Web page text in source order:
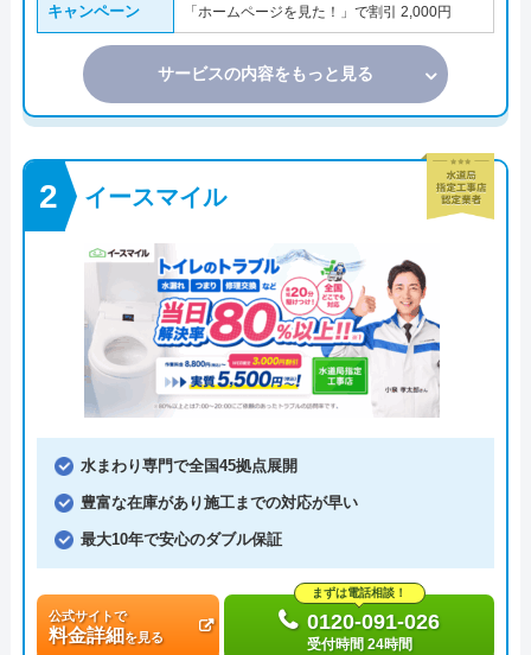
キャンペーン 「ホームページを見た！」で割引 2,000円
サービスの内容をもっと見る
イースマイル
水まわり専門で全国45拠点展開
豊富な在庫があり施工までの対応が早い
最大10年で安心のダブル保証
公式サイトで
料金詳細を見る
まずは電話相談！
0120-091-026
受付時間 24時間